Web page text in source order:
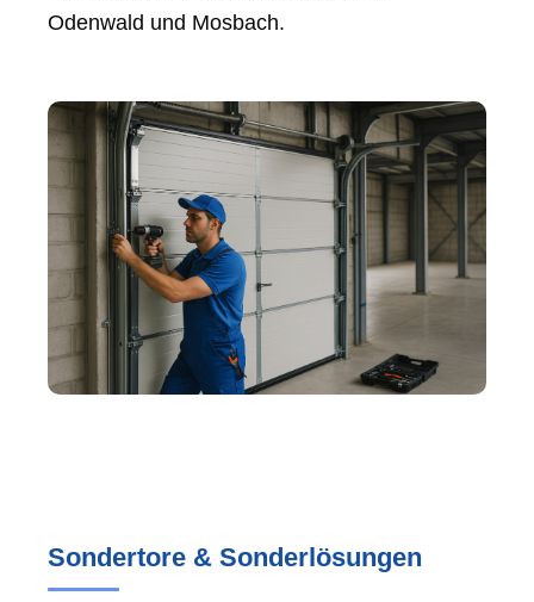
Odenwald und Mosbach.
Sondertore & Sonderlösungen